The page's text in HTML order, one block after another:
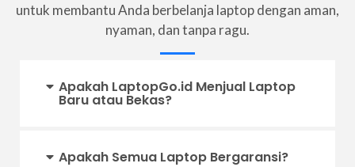
untuk membantu Anda berbelanja laptop dengan aman,
nyaman, dan tanpa ragu.
Apakah LaptopGo.id Menjual Laptop
Baru atau Bekas?
Apakah Semua Laptop Bergaransi?